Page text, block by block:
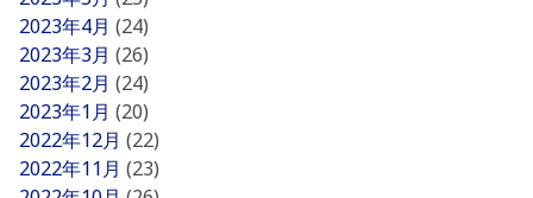
2023年4月 (24)
2023年3月 (26)
2023年2月 (24)
2023年1月 (20)
2022年12月 (22)
2022年11月 (23)